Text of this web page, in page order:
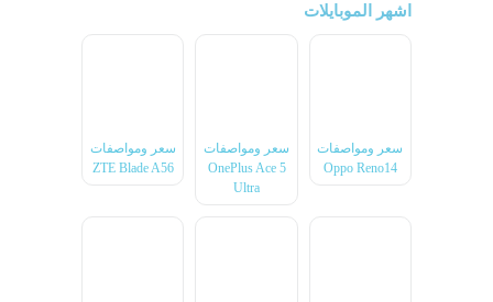
اشهر الموبايلات
سعر ومواصفات
Oppo Reno14
سعر ومواصفات
OnePlus Ace 5
Ultra
سعر ومواصفات
ZTE Blade A56